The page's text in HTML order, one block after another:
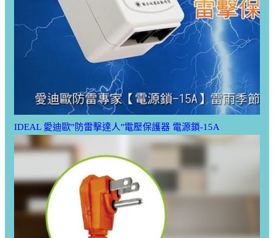
IDEAL 愛迪歐"防雷擊達人"電壓保護器 電源鎖-15A